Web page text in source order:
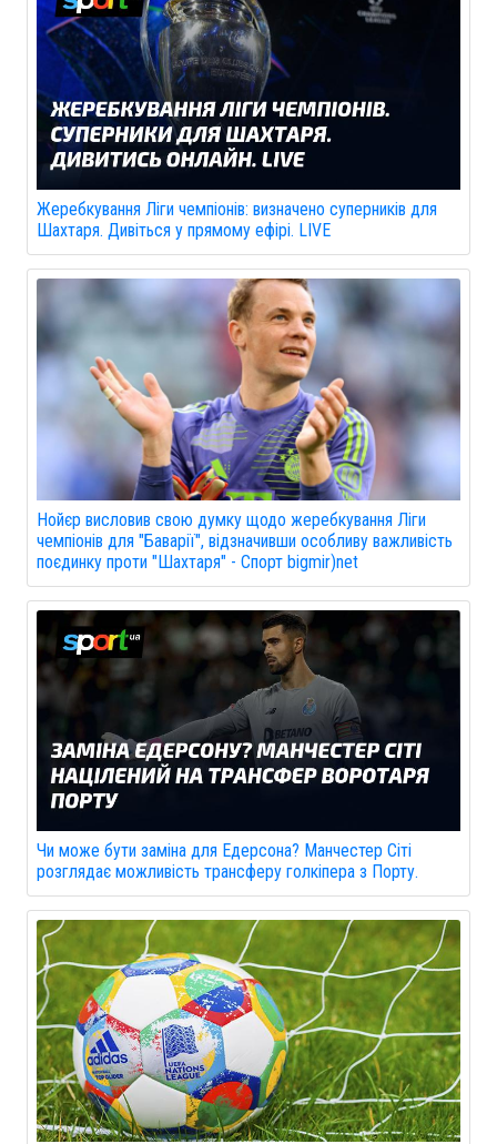
Жеребкування Ліги чемпіонів: визначено суперників для
Шахтаря. Дивіться у прямому ефірі. LIVE
Нойєр висловив свою думку щодо жеребкування Ліги
чемпіонів для "Баварії", відзначивши особливу важливість
поєдинку проти "Шахтаря" - Спорт bigmir)net
Чи може бути заміна для Едерсона? Манчестер Сіті
розглядає можливість трансферу голкіпера з Порту.